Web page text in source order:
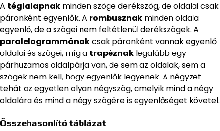
A téglalapnak minden szöge derékszög, de oldalai csak
páronként egyenlők. A rombusznak minden oldala
egyenlő, de a szögei nem feltétlenül derékszögek. A
paralelogrammánakcsak páronként vannak egyenlő
oldalai és szögei, míg a trapéznak legalább egy
párhuzamos oldalpárja van, de sem az oldalak, sem a
szögek nem kell, hogy egyenlők legyenek. A négyzet
tehát az egyetlen olyan négyszög, amelyik mind a négy
oldalára és mind a négy szögére is egyenlőséget követel.
Összehasonlító táblázat